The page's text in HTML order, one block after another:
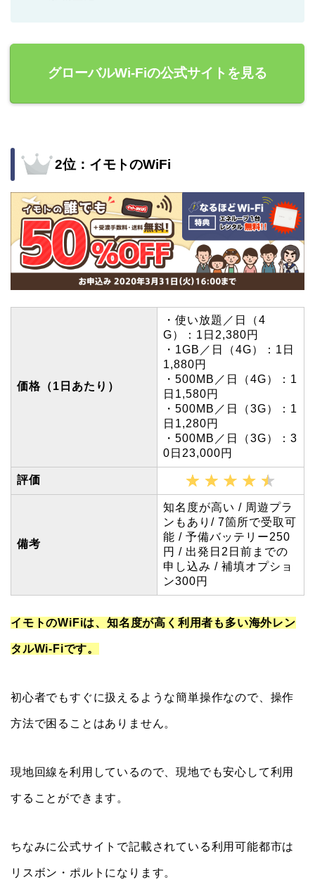
グローバルWi-Fiの公式サイトを見る
2位：イモトのWiFi
価格（1日あたり）
・使い放題／日（4
G）：1日2,380円
・1GB／日（4G）：1日
1,880円
・500MB／日（4G）：1
日1,580円
・500MB／日（3G）：1
日1,280円
・500MB／日（3G）：3
0日23,000円
評価
備考
知名度が高い / 周遊プラ
ンもあり/ 7箇所で受取可
能 / 予備バッテリー250
円 / 出発日2日前までの
申し込み / 補填オプショ
ン300円
イモトのWiFiは、知名度が高く利用者も多い海外レン
タルWi-Fiです。
初心者でもすぐに扱えるような簡単操作なので、操作
方法で困ることはありません。
現地回線を利用しているので、現地でも安心して利用
することができます。
ちなみに公式サイトで記載されている利用可能都市は
リスボン・ポルトになります。